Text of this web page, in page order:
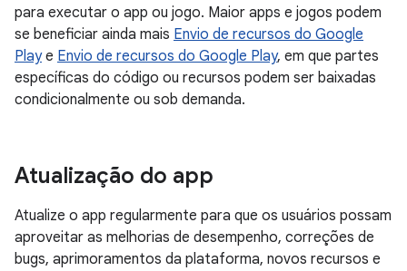
para executar o app ou jogo. Maior apps e jogos podem
se beneficiar ainda mais Envio de recursos do Google
Playe Envio de recursos do Google Play, em que partes
específicas do código ou recursos podem ser baixadas
condicionalmente ou sob demanda.
Atualização do app
Atualize o app regularmente para que os usuários possam
aproveitar as melhorias de desempenho, correções de
bugs, aprimoramentos da plataforma, novos recursos e